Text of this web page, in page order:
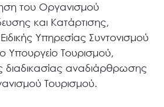
του Οργανισμού
και Κατάρτισης,
Υπηρεσίας Συντονισμού
Υπουργείο Τουρισμού,
διαδικασίας αναδιάρθρωσης
Τουρισμού.